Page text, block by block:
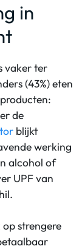
in
vaker ter
(43%) eten
de
blijkt
werking
alcohol of
UPF van
strengere